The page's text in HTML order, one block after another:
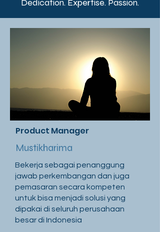
Dedication. Expertise. Passion.
Product Manager
Mustikharima
Bekerja sebagai penanggung
jawab perkembangan dan juga
pemasaran secara kompeten
untuk bisa menjadi solusi yang
dipakai di seluruh perusahaan
besar di Indonesia